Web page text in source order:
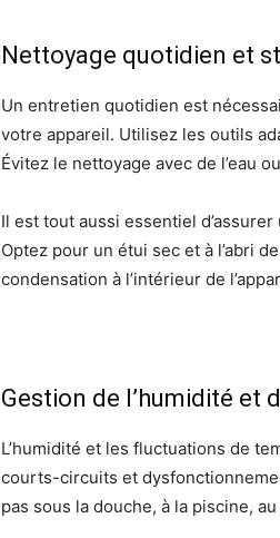
Nettoyage quotidien et
Un entretien quotidien est
votre appareil. Utilisez les outils
Évitez le nettoyage avec de l’eau
Il est tout aussi essentiel
Optez pour un étui sec et à l’abri
condensation à l’intérieur de
Gestion de l’humidité et
L’humidité et les fluctuations de
courts-circuits et
pas sous la douche, à la piscine,